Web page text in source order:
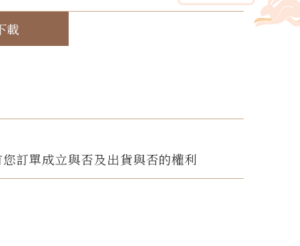
載
訂單成立與否及出貨與否的權利